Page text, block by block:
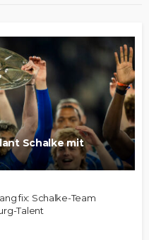
Schalke mit
fix: Schalke-Team
Talent